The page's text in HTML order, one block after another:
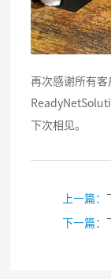
再次感谢所有
下次相见。
上一篇：
下一篇：